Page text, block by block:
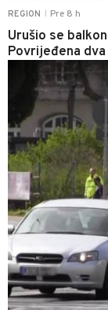
REGION Pre 8 h
Urušio se
Povrijeđena